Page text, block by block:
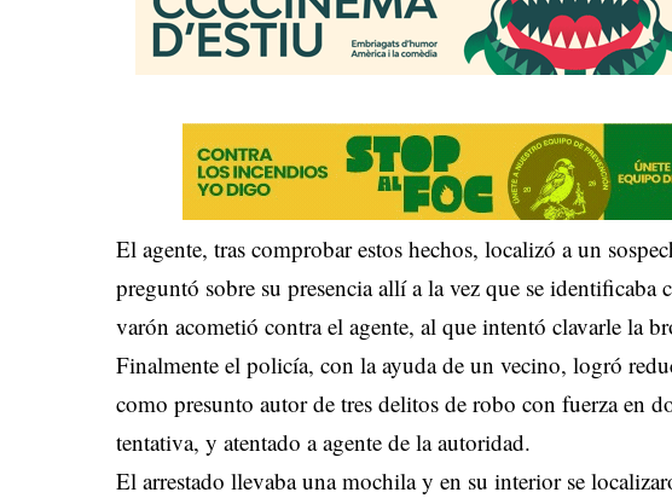
El agente, tras comprobar estos hechos, localizó a un
preguntó sobre su presencia allí a la vez que se
varón acometió contra el agente, al que intentó clavarle la
Finalmente el policía, con la ayuda de un vecino, logró
como presunto autor de tres delitos de robo con fuerza en
tentativa, y atentado a agente de la autoridad.
El arrestado llevaba una mochila y en su interior se